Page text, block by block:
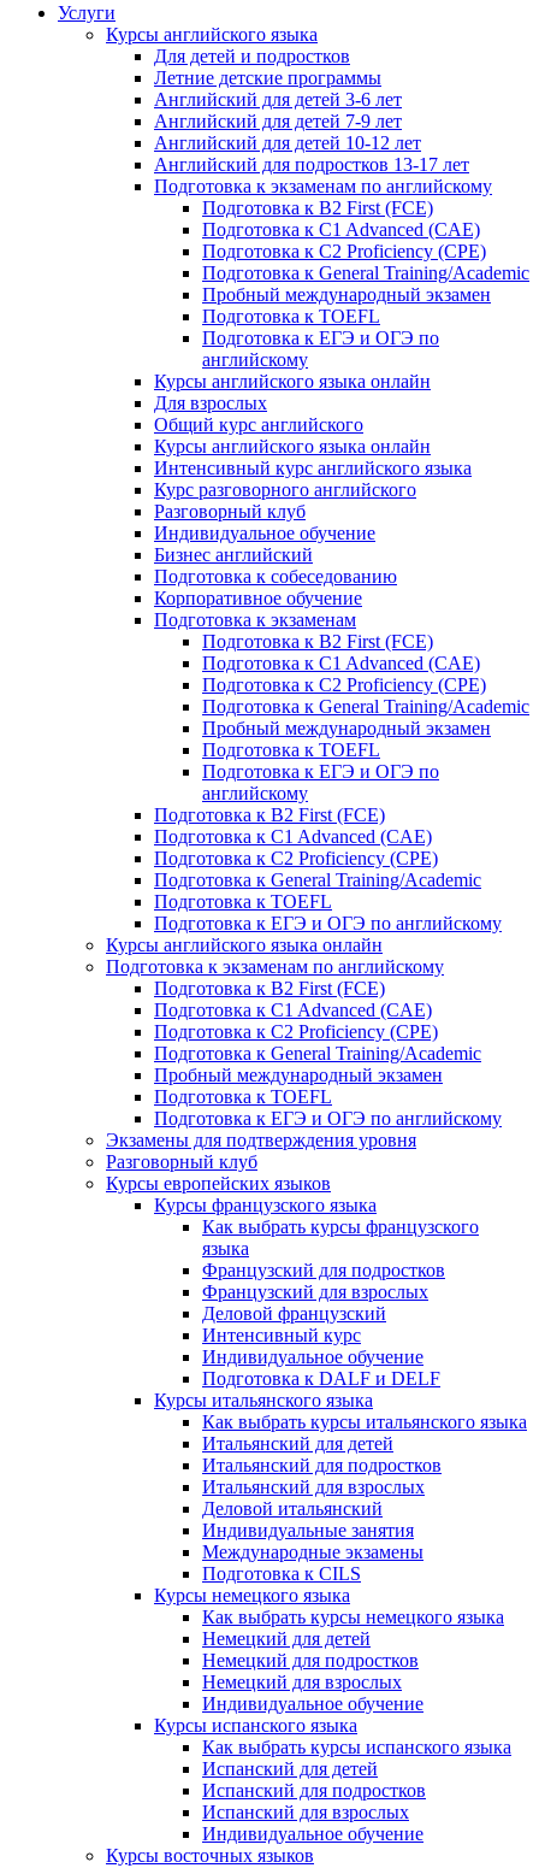
Услуги
Курсы английского языка
Для детей и подростков
Летние детские программы
Английский для детей 3-6 лет
Английский для детей 7-9 лет
Английский для детей 10-12 лет
Английский для подростков 13-17 лет
Подготовка к экзаменам по английскому
Подготовка к B2 First (FCE)
Подготовка к C1 Advanced (CAE)
Подготовка к C2 Proficiency (CPE)
Подготовка к General Training/Academic
Пробный международный экзамен
Подготовка к TOEFL
Подготовка к ЕГЭ и ОГЭ по
английскому
Курсы английского языка онлайн
Для взрослых
Общий курс английского
Курсы английского языка онлайн
Интенсивный курс английского языка
Курс разговорного английского
Разговорный клуб
Индивидуальное обучение
Бизнес английский
Подготовка к собеседованию
Корпоративное обучение
Подготовка к экзаменам
Подготовка к B2 First (FCE)
Подготовка к C1 Advanced (CAE)
Подготовка к C2 Proficiency (CPE)
Подготовка к General Training/Academic
Пробный международный экзамен
Подготовка к TOEFL
Подготовка к ЕГЭ и ОГЭ по
английскому
Подготовка к B2 First (FCE)
Подготовка к C1 Advanced (CAE)
Подготовка к C2 Proficiency (CPE)
Подготовка к General Training/Academic
Подготовка к TOEFL
Подготовка к ЕГЭ и ОГЭ по английскому
Курсы английского языка онлайн
Подготовка к экзаменам по английскому
Подготовка к B2 First (FCE)
Подготовка к C1 Advanced (CAE)
Подготовка к C2 Proficiency (CPE)
Подготовка к General Training/Academic
Пробный международный экзамен
Подготовка к TOEFL
Подготовка к ЕГЭ и ОГЭ по английскому
Экзамены для подтверждения уровня
Разговорный клуб
Курсы европейских языков
Курсы французского языка
Как выбрать курсы французского
языка
Французский для подростков
Французский для взрослых
Деловой французский
Интенсивный курс
Индивидуальное обучение
Подготовка к DALF и DELF
Курсы итальянского языка
Как выбрать курсы итальянского языка
Итальянский для детей
Итальянский для подростков
Итальянский для взрослых
Деловой итальянский
Индивидуальные занятия
Международные экзамены
Подготовка к CILS
Курсы немецкого языка
Как выбрать курсы немецкого языка
Немецкий для детей
Немецкий для подростков
Немецкий для взрослых
Индивидуальное обучение
Курсы испанского языка
Как выбрать курсы испанского языка
Испанский для детей
Испанский для подростков
Испанский для взрослых
Индивидуальное обучение
Курсы восточных языков